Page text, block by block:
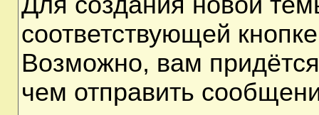
соответствующей
Возможно, вам
чем отправить